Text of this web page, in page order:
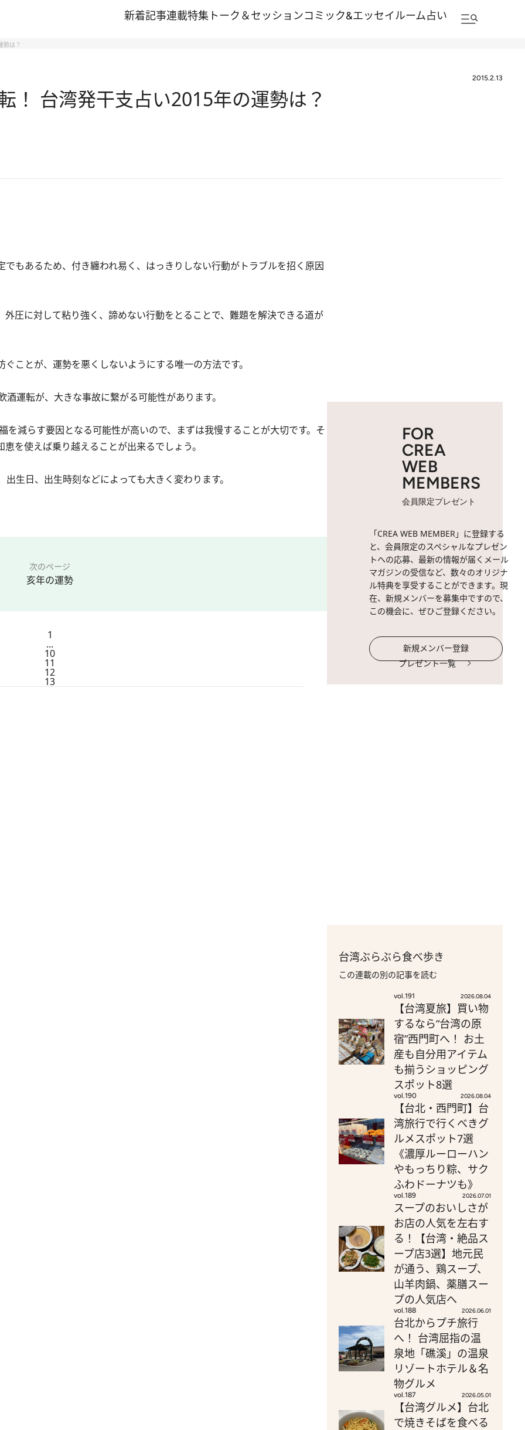
新着記事連載特集 トーク＆セッションコミック&エッセイルーム占い
勢は？
2015.2.13
！ 台湾発干支占い2015年の運勢は？
もあるため、付き纏われ易く、はっきりしない行動がトラブルを招く原因
圧に対して粘り強く、諦めない行動をとることで、難題を解決できる道が
ことが、運勢を悪くしないようにする唯一の方法です。
運転が、大きな事故に繋がる可能性があります。
減らす要因となる可能性が高いので、まずは我慢することが大切です。そ
を使えば乗り越えることが出来るでしょう。
生日、出生時刻などによっても大きく変わります。
次のページ
亥年の運勢
1
...
10
11
12
13
FOR
CREA
WEB
MEMBERS
会員限定プレゼント
「CREA WEB MEMBER」に登録する
と、会員限定のスペシャルなプレゼン
トへの応募、最新の情報が届くメール
マガジンの受信など、数々のオリジナ
ル特典を享受することができます。現
在、新規メンバーを募集中ですので、
この機会に、ぜひご登録ください。
新規メンバー登録
プレゼント一覧
台湾ぶらぶら食べ歩き
この連載の別の記事を読む
vol.191 2026.08.04
【台湾夏旅】買い物
するなら“台湾の原
宿”西門町へ！ お土
産も自分用アイテム
も揃うショッピング
スポット8選
vol.190 2026.08.04
【台北・西門町】台
湾旅行で行くべきグ
ルメスポット7選
《濃厚ルーローハン
やもっちり粽、サク
ふわドーナツも》
vol.189 2026.07.01
スープのおいしさが
お店の人気を左右す
る！【台湾・絶品ス
ープ店3選】地元民
が通う、鶏スープ、
山羊肉鍋、薬膳スー
プの人気店へ
vol.188 2026.06.01
台北からプチ旅行
へ！ 台湾屈指の温
泉地「礁溪」の温泉
リゾートホテル＆名
物グルメ
vol.187 2026.05.01
【台湾グルメ】台北
で焼きそばを食べる